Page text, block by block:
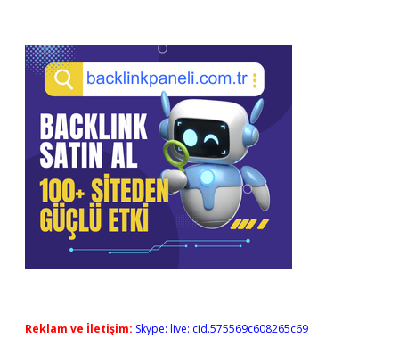
Reklam ve İletişim: Skype: live:.cid.575569c608265c69